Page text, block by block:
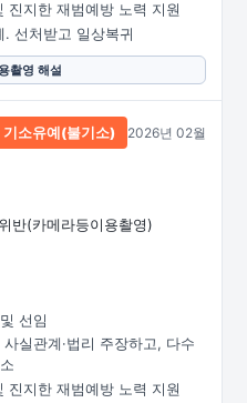
진지한 재범예방 노력 지원
선처받고 일상복귀
촬영 해설
반(카메라등이용촬영)
기소유예(불기소) 2026년 02월
선임
실관계·법리 주장하고, 다수
진지한 재범예방 노력 지원